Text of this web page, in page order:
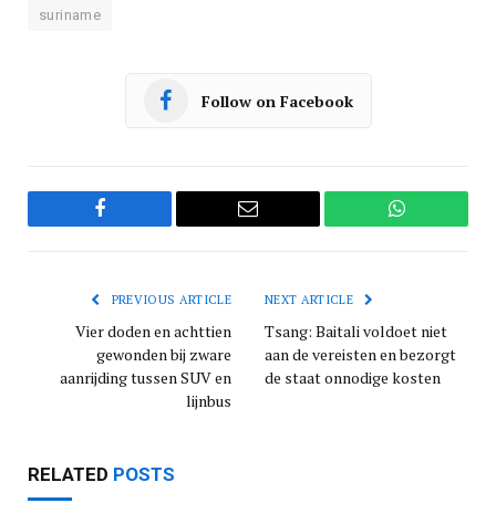
suriname
Follow on Facebook
Facebook Email WhatsApp
PREVIOUS ARTICLE
Vier doden en achttien
gewonden bij zware
aanrijding tussen SUV en
lijnbus
NEXT ARTICLE
Tsang: Baitali voldoet niet
aan de vereisten en bezorgt
de staat onnodige kosten
RELATED POSTS